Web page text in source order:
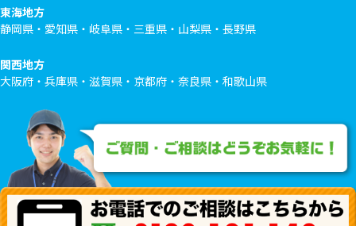
東海地方
静岡県・愛知県・岐阜県・三重県・山梨県・長野県
関西地方
大阪府・兵庫県・滋賀県・京都府・奈良県・和歌山県